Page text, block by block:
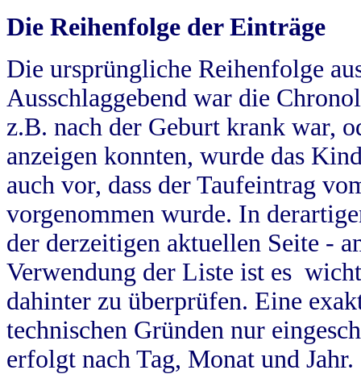
Die Reihenfolge der Einträge
Die ursprüngliche Reihenfolge
Ausschlaggebend war die
z.B. nach der Geburt krank war,
anzeigen konnten, wurde das
auch vor, dass der Taufeintrag
vorgenommen wurde. In
der derzeitigen aktuellen Seite -
Verwendung der Liste ist es
dahinter zu überprüfen. Eine
technischen Gründen nur
erfolgt nach Tag, Monat und Jahr.